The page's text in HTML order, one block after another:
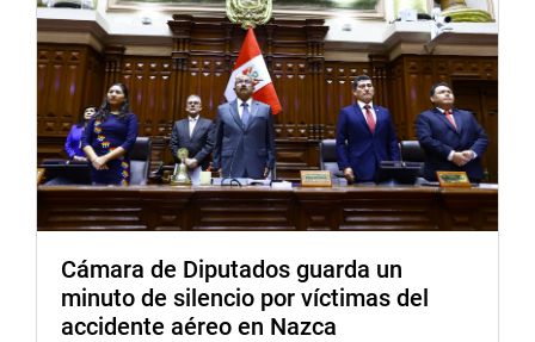
unanimidad. (ac)
PRENSA-CONGRESO
25-8-17
Cámara de Diputados guarda un
minuto de silencio por víctimas del
accidente aéreo en Nazca